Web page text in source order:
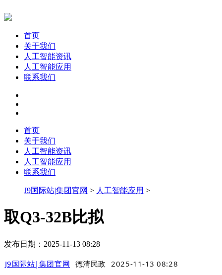
首页
关于我们
人工智能资讯
人工智能应用
联系我们
首页
关于我们
人工智能资讯
人工智能应用
联系我们
J9国际站|集团官网 > 人工智能应用 >
取Q3-32B比拟
发布日期：2025-11-13 08:28
J9国际站|集团官网 德清民政
2025-11-13 08:28